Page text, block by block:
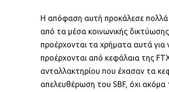
Η απόφαση αυτή προκάλεσε πολλά
από τα μέσα κοινωνικής
προέρχονται τα χρήματα αυτά
προέρχονται από κεφάλαια της
ανταλλακτηρίου που έχασαν τα
απελευθέρωση του SBF, όχι ακόμα